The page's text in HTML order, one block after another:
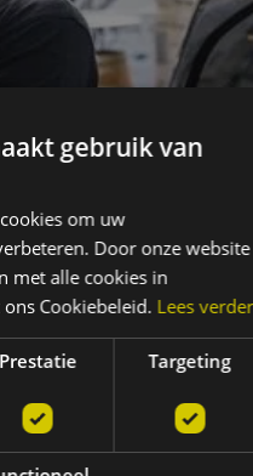
gebruik van
om uw
Door onze website
met alle cookies in
Cookiebeleid. Lees verder
Prestatie Targeting